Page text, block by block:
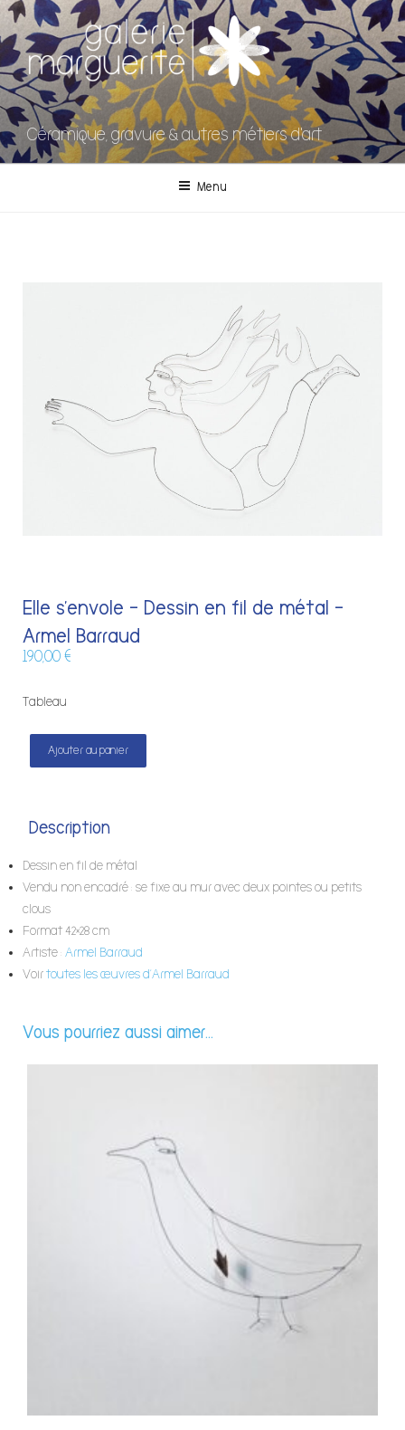
Céramique, gravure & autres métiers d'art
Menu
Elle s’envole – Dessin en fil de métal –
Armel Barraud
190,00 €
Tableau
Ajouter au panier
Description
Dessin en fil de métal
Vendu non encadré : se fixe au mur avec deux pointes ou petits
clous
Format 42×28 cm
Artiste : Armel Barraud
Voir toutes les œuvres d’Armel Barraud
Vous pourriez aussi aimer...